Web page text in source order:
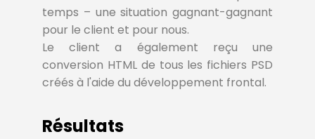
temps – une situation gagnant-gagnant
pour le client et pour nous.
Le client a également reçu une
conversion HTML de tous les fichiers PSD
créés à l'aide du développement frontal.
Résultats